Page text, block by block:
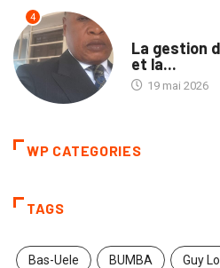
4
La gestion
et la...
19 mai 2026
WP CATEGORIES
TAGS
Bas-Uele BUMBA Guy